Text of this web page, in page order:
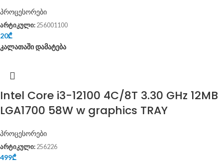
პროცესორები
არტიკული: 256001100
20₾
კალათაში დამატება
Intel Core i3-12100 4C/8T 3.30 GHz 12MB
LGA1700 58W w graphics TRAY
პროცესორები
არტიკული: 256226
499₾